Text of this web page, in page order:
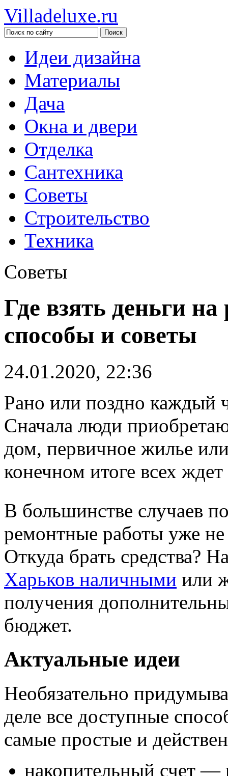
Villadeluxe.ru
Идеи дизайна
Материалы
Дача
Окна и двери
Отделка
Сантехника
Советы
Строительство
Техника
Советы
Где взять деньги
способы и советы
24.01.2020, 22:36
Рано или поздно каждый
Сначала люди
дом, первичное жилье
конечном итоге всех
В большинстве случаев
ремонтные работы уже не
Откуда брать средства?
Харьков наличными или
получения
бюджет.
Актуальные идеи
Необязательно
деле все доступные
самые простые и
накопительный счет —